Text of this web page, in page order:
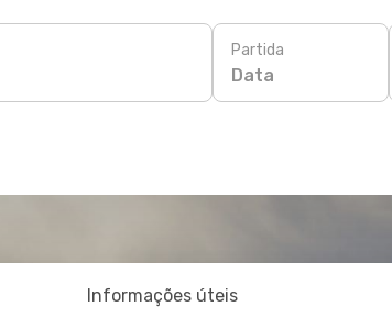
Partida
Data
Informações úteis